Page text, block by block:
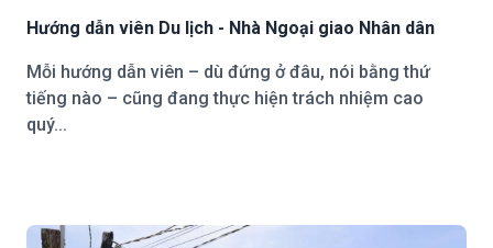
Hướng dẫn viên Du lịch - Nhà Ngoại giao Nhân dân
Mỗi hướng dẫn viên – dù đứng ở đâu, nói bằng thứ
tiếng nào – cũng đang thực hiện trách nhiệm cao
quý...